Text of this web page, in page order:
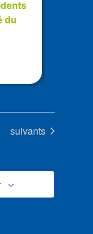
du
Évènements
suivants